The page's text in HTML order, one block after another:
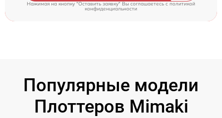
Нажимая на кнопку "Оставить заявку" Вы соглашаетесь c политикой
конфиденциальности
Популярные модели
Плоттеров Mimaki